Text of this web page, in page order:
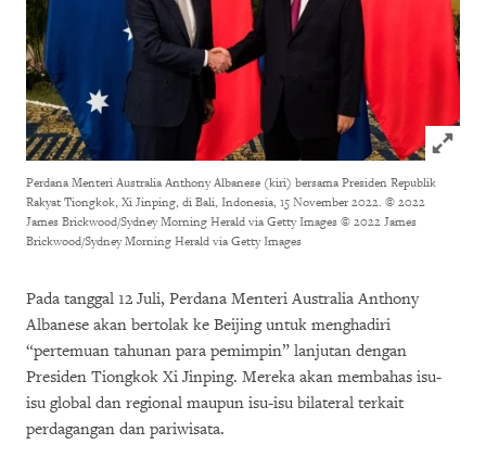
Click to
Perdana Menteri Australia Anthony Albanese (kiri) bersama Presiden Republik
Rakyat Tiongkok, Xi Jinping, di Bali, Indonesia, 15 November 2022. © 2022
James Brickwood/Sydney Morning Herald via Getty Images © 2022 James
Brickwood/Sydney Morning Herald via Getty Images
Pada tanggal 12 Juli, Perdana Menteri Australia Anthony
Albanese akan bertolak ke Beijing untuk menghadiri
“pertemuan tahunan para pemimpin” lanjutan dengan
Presiden Tiongkok Xi Jinping. Mereka akan membahas isu-
isu global dan regional maupun isu-isu bilateral terkait
perdagangan dan pariwisata.